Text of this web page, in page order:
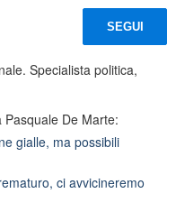
SEGUI
Specialista politica,
De Marte:
gialle, ma possibili
ci avvicineremo